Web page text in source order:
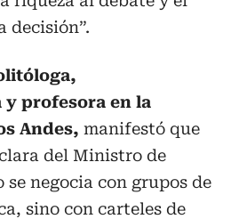
decisión”.
profesora en la
Andes, manifestó que
del Ministro de
se negocia con grupos de
sino con carteles de